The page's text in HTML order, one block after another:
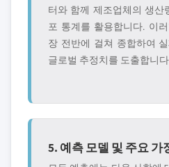
터와 함께 제조업체의 생산
포 통계를 활용합니다. 이
장 전반에 걸쳐 종합하여
글로벌 추정치를 도출합니
5. 예측 모델 및 주요 가